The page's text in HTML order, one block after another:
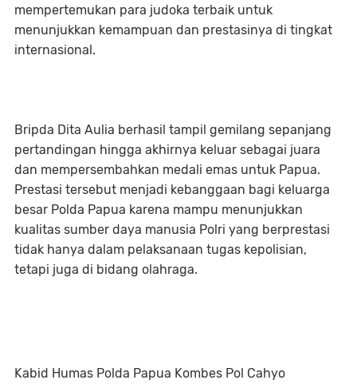
mempertemukan para judoka terbaik untuk
menunjukkan kemampuan dan prestasinya di tingkat
internasional.
Bripda Dita Aulia berhasil tampil gemilang sepanjang
pertandingan hingga akhirnya keluar sebagai juara
dan mempersembahkan medali emas untuk Papua.
Prestasi tersebut menjadi kebanggaan bagi keluarga
besar Polda Papua karena mampu menunjukkan
kualitas sumber daya manusia Polri yang berprestasi
tidak hanya dalam pelaksanaan tugas kepolisian,
tetapi juga di bidang olahraga.
Kabid Humas Polda Papua Kombes Pol Cahyo